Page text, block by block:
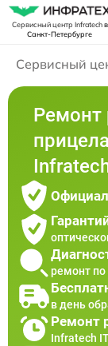
Сервисный центр Infratechв
Санкт-Петербурге
Сервисный
Ремонт
прицела
ремонт
в день
Ремонт
Infratech